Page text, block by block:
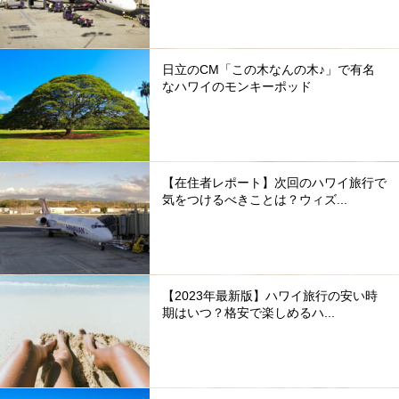
日立のCM「この木なんの木♪」で有名
なハワイのモンキーポッド
【在住者レポート】次回のハワイ旅行で
気をつけるべきことは？ウィズ...
【2023年最新版】ハワイ旅行の安い時
期はいつ？格安で楽しめるハ...